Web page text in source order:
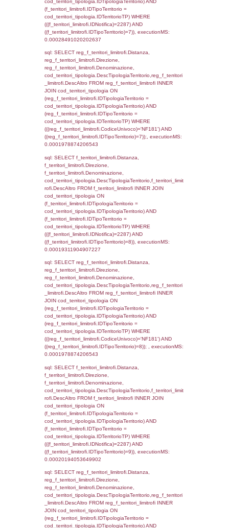
sql: SELECT
reg_f_territori_limitrofi.Direzione,
reg_f_territori_limitrofi.Denominazione,
reg_f_territori_limitrofi.DescAltro FROM
reg_f_territori_limitrofi INNER JOIN
ON
cod_territori_tipologia.IDTipologiaTerritorio)
(reg_f_territori_limitrofi.IDTipoTerritorio =
cod_territori_tipologia.IDTerritorioTP)
0.00019311904907227
sql: SELECT f_territori_limitrofi.Distanza,
f_territori_limitrofi.Direzione,
f_territori_limitrofi.Denominazione,
f_territori_limitrofi.DescAltro FROM
JOIN cod_territori_tipologia ON
(f_territori_limitrofi.IDTipologiaTerritorio =
cod_territori_tipologia.IDTipologiaTerritorio)
(f_territori_limitrofi.IDTipoTerritorio =
cod_territori_tipologia.IDTerritorioTP)
(((f_territori_limitrofi.IDNotifica)=2287) AND
((f_territori_limitrofi.IDTipoTerritorio)=3)),
0.00026106834411621
sql: SELECT
reg_f_territori_limitrofi.Direzione,
reg_f_territori_limitrofi.DescAltro FROM
reg_f_territori_limitrofi INNER JOIN
ON
cod_territori_tipologia.IDTipologiaTerritorio)
(reg_f_territori_limitrofi.IDTipoTerritorio =
cod_territori_tipologia.IDTerritorioTP)
0.00025200843811035
sql: SELECT f_territori_limitrofi.Distanza,
f_territori_limitrofi.Direzione,
f_territori_limitrofi.Denominazione,